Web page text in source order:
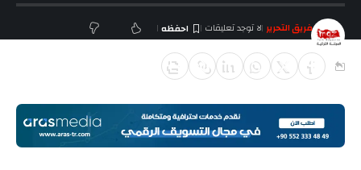
آخر تحديث سبتمبر 29, 2018 8:06 م
فريق التحرير لا توجد تعليقات